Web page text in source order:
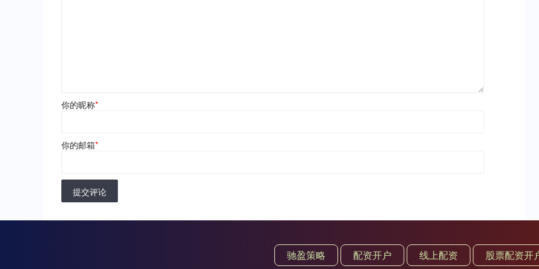
你的昵称*
你的邮箱*
提交评论
驰盈策略 配资开户 线上配资 股票配资开